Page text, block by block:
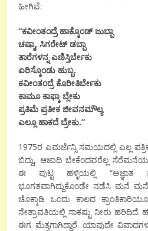
ಹೀಗಿವೆ:
“ಕವೀಂತಂದ್ರೆ ಹಾಕ್ಕೊಂಡ್ ಜುಬ್ಬಾ
ಚಷ್ಮಾ,ಸಿಗರೇಟ್ ಡಬ್ಬಾ
ತಾರೆಗಳನ್ನ ಎಣಿಸ್ತಿರ್ಬೇಕು
ಏರಿಸ್ಕೊಂಡು ಹುಬ್ಬ.
ಕವೀಂತಂದ್ರೆ ಕೊರೀತಿರ್ಬೇಕು
ಕಾಮೂ ಕಾಫ್ಕಾ ಬ್ಲೇಕು
ಪ್ರತಿಮೆ ಪ್ರತೀಕ ಜೀವನಮೌಲ್ಯ
ಎಲ್ಲೂ ಹಾಕದೆ ಬ್ರೇಕು.”
1975ರ ಎಮರ್ಜೆನ್ಸಿ ಸಮಯದಲ್ಲಿ ಎಲ್ಲ
ಬಿದ್ದು, ಆಜಾದಿ ಬೇಕೆಂದವರೆಲ್ಲ ಸೆರೆಮನೆಯ
ಈ ಪುಟ್ಟ ಹಳ್ಳಿಯಲ್ಲಿ “ಅಜ್ಞಾತ
ಭೂಗತವಾಗಿದ್ದುಕೊಂಡೇ ನಡೆಸಿ ಮನೆ
ಚೊಕ್ಕಾಡಿ ಒಂದು ಕಾಲದ
ನೇತ್ರಾವತಿಯಲ್ಲಿ ಸಾಕಷ್ಟು ನೀರು
ಈಗ ಮೆತ್ತಗಾಗಿದ್ದಾರೆ. ಯಾವುದೇ